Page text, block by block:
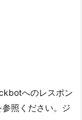
へのレスポン
照ください。 ジ